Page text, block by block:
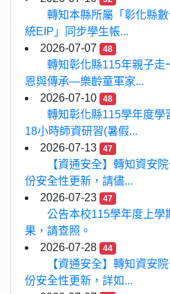
轉知本縣所屬「彰化縣
統EIP」同步學生帳...
2026-07-07
48
轉知彰化縣115年親子走
恩與傳承—樂齡童軍家...
2026-07-10
48
轉知彰化縣115學年度學
18小時師資研習(暑假...
2026-07-13
47
【資通安全】轉知資安
份安全性更新，請儘...
2026-07-23
47
公告本校115學年度上學
果，請查照。
2026-07-28
44
【資通安全】轉知資安
份安全性更新，詳如...